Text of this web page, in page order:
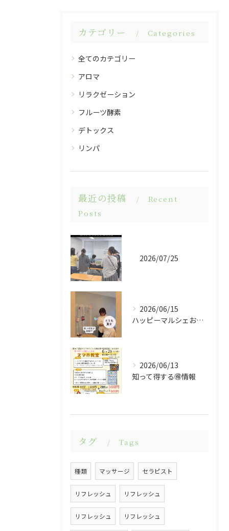
カテゴリー Categories
全てのカテゴリー
アロマ
リラクゼーション
フルーツ酵素
デトックス
リンパ
最近の投稿
Recent
Posts
2026/07/25
2026/06/15
ハッピーマルシェお越しくださりありがとうございました😊
2026/06/13
知って得する🉐情報
タグ Tags
種類 マッサージ セラピスト
リフレッシュ リフレッシュ
リフレッシュ リフレッシュ